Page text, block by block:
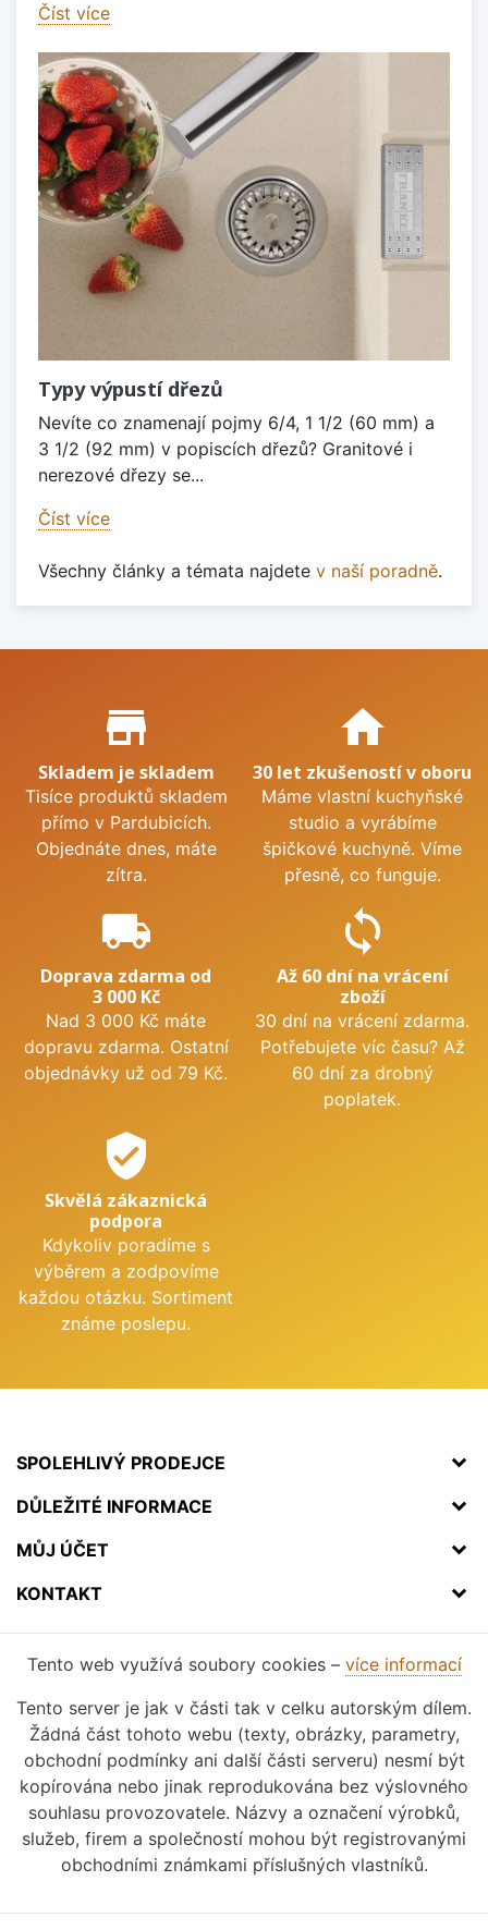
Číst více
Typy výpustí dřezů
Nevíte co znamenají pojmy 6/4, 1 1/2 (60 mm) a
3 1/2 (92 mm) v popiscích dřezů? Granitové i
nerezové dřezy se...
Číst více
Všechny články a témata najdete v naší poradně.
Proč nakupovat u nás?
store_mall_directory
Skladem je skladem
Tisíce produktů skladem
přímo v Pardubicích.
Objednáte dnes, máte
zítra.
home
30 let zkušeností v oboru
Máme vlastní kuchyňské
studio a vyrábíme
špičkové kuchyně. Víme
přesně, co funguje.
local_shipping
Doprava zdarma od
3 000 Kč
Nad 3 000 Kč máte
dopravu zdarma. Ostatní
objednávky už od 79 Kč.
sync
Až 60 dní na vrácení
zboží
30 dní na vrácení zdarma.
Potřebujete víc času? Až
60 dní za drobný
poplatek.
verified_user
Skvělá zákaznická
podpora
Kdykoliv poradíme s
výběrem a zodpovíme
každou otázku. Sortiment
známe poslepu.
SPOLEHLIVÝ PRODEJCE
DŮLEŽITÉ INFORMACE
MŮJ ÚČET
KONTAKT
Tento web využívá soubory cookies – více informací
Tento server je jak v části tak v celku autorským dílem.
Žádná část tohoto webu (texty, obrázky, parametry,
obchodní podmínky ani další části serveru) nesmí být
kopírována nebo jinak reprodukována bez výslovného
souhlasu provozovatele. Názvy a označení výrobků,
služeb, firem a společností mohou být registrovanými
obchodními známkami příslušných vlastníků.